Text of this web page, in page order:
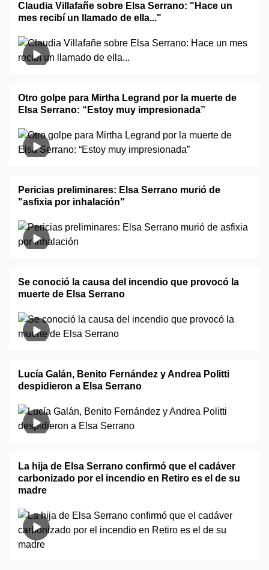
Claudia Villafañe sobre Elsa Serrano: "Hace un
mes recibí un llamado de ella..."
Otro golpe para Mirtha Legrand por la muerte de
Elsa Serrano: “Estoy muy impresionada”
Pericias preliminares: Elsa Serrano murió de
"asfixia por inhalación"
Se conoció la causa del incendio que provocó la
muerte de Elsa Serrano
Lucía Galán, Benito Fernández y Andrea Politti
despidieron a Elsa Serrano
La hija de Elsa Serrano confirmó que el cadáver
carbonizado por el incendio en Retiro es el de su
madre